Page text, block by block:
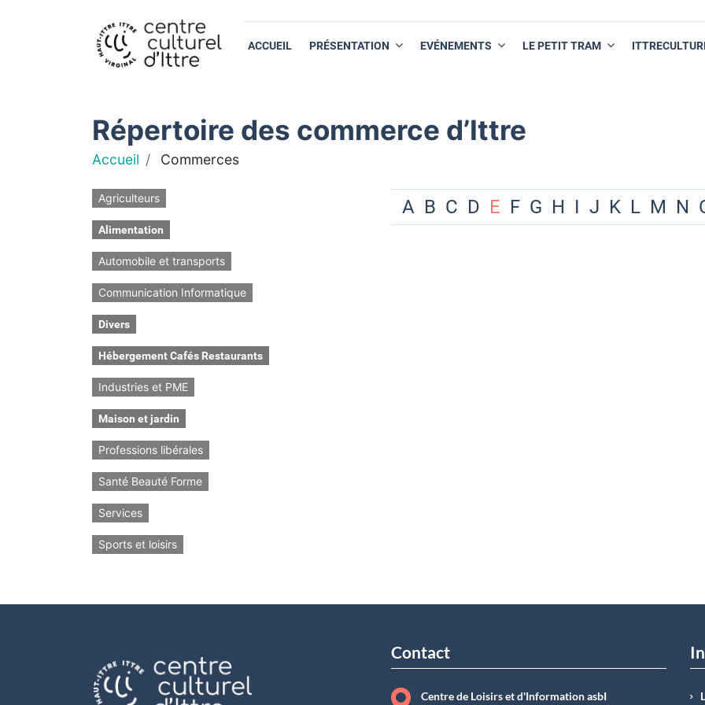
ACCUEIL PRÉSENTATION EVÉNEMENTS LE PETIT TRAM
Répertoire des commerce d’Ittre
Accueil Commerces
Agriculteurs
Alimentation
Automobile et transports
Communication Informatique
Divers
Hébergement Cafés Restaurants
Industries et PME
Maison et jardin
Professions libérales
Santé Beauté Forme
Services
Sports et loisirs
A B C D E F G H I J K L M N
Contact
Centre de Loisirs et d'Information asbI